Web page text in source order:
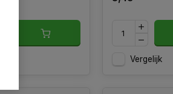
Vergelijk